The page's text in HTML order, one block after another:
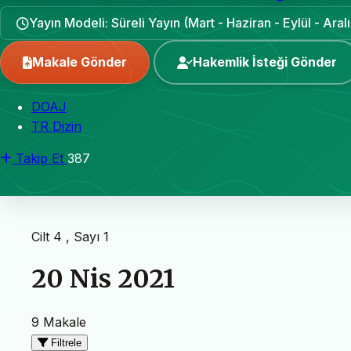
Yayın Modeli: Süreli Yayın (Mart - Haziran - Eylül -
Makale Gönder Hakemlik İsteği Gönder
DOAJ
TR Dizin
Takip Et 387
Cilt 4 , Sayı 1
20 Nis 2021
9 Makale
Filtrele